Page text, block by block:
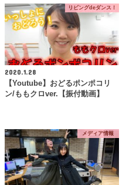
リビングdeダンス！
2020.1.28
【Youtube】おどるポンポコリ
ン/ももクロver.【振付動画】
メディア情報